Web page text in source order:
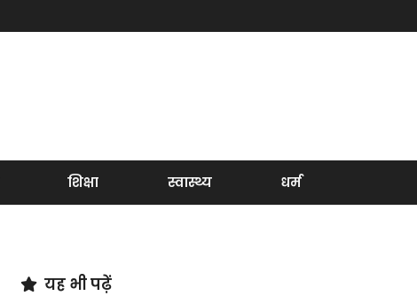
शिक्षा स्वास्थ्य धर्म
यह भी पढ़ें